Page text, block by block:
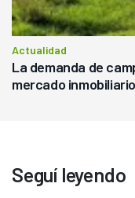
Actualidad
La demanda de
mercado
Seguí leyendo